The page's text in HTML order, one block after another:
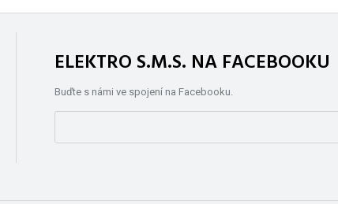
ELEKTRO S.M.S. NA FACEBOOKU
Buďte s námi ve spojení na Facebooku.